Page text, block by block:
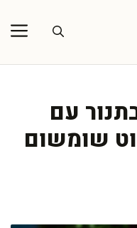
עם
שומשום